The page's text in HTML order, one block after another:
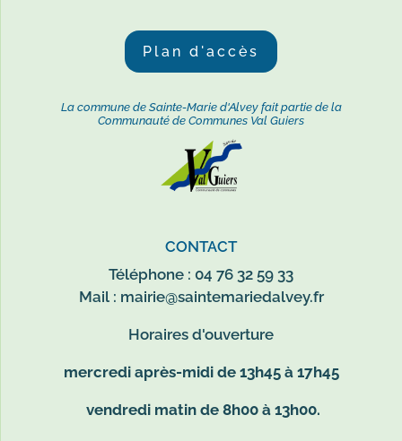
Plan d'accès
La commune de Sainte-Marie d'Alvey fait partie de la
Communauté de Communes Val Guiers
CONTACT
Téléphone : 04 76 32 59 33
Mail : mairie@saintemariedalvey.fr
Horaires d'ouverture
mercredi après-midi de 13h45 à 17h45
vendredi matin de 8h00 à 13h00.